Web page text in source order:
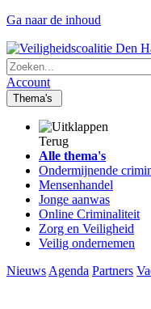
Ga naar de inhoud
Account
Thema's
Terug
Alle thema's
Ondermijnende
Mensenhandel
Jonge aanwas
Online Criminaliteit
Zorg en Veiligheid
Veilig ondernemen
Nieuws Agenda Partners